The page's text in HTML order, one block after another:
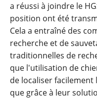
a réussi à joindre le
position ont été
Cela a entraîné des
recherche et de
traditionnelles de
que l'utilisation de
de localiser facilement
que grâce à leur